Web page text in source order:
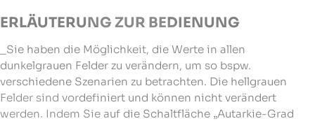
ERLÄUTERUNG ZUR BEDIENUNG
_Sie haben die Möglichkeit, die Werte in allen
dunkelgrauen Felder zu verändern, um so bspw.
verschiedene Szenarien zu betrachten. Die hellgrauen
Felder sind vordefiniert und können nicht verändert
werden. Indem Sie auf die Schaltfläche „Autarkie-Grad